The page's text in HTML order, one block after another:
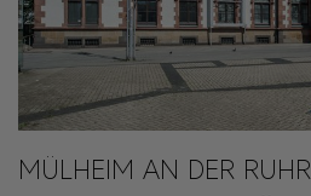
MÜLHEIM AN DER RUHR